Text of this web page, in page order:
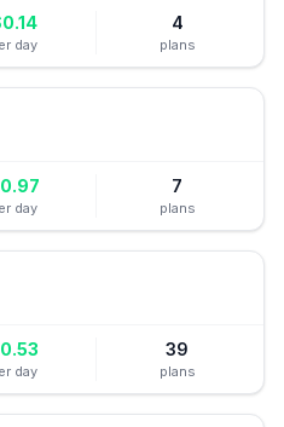
0.14
day
4
plans
0.97
day
7
plans
0.53
day
39
plans